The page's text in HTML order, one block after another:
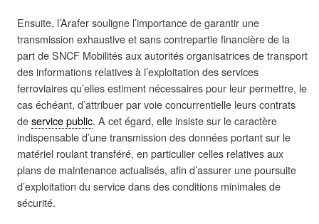
Ensuite, l’Arafer souligne l’importance de garantir une
transmission exhaustive et sans contrepartie financière de la
part de SNCF Mobilités aux autorités organisatrices de transport
des informations relatives à l’exploitation des services
ferroviaires qu’elles estiment nécessaires pour leur permettre, le
cas échéant, d’attribuer par voie concurrentielle leurs contrats
deservice public. A cet égard, elle insiste sur le caractère
indispensable d’une transmission des données portant sur le
matériel roulant transféré, en particulier celles relatives aux
plans de maintenance actualisés, afin d’assurer une poursuite
d’exploitation du service dans des conditions minimales de
sécurité.